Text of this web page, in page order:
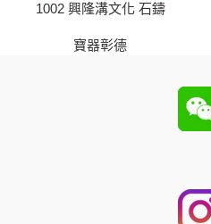
1002 興隆溝文化 石鑄
寶器彰德